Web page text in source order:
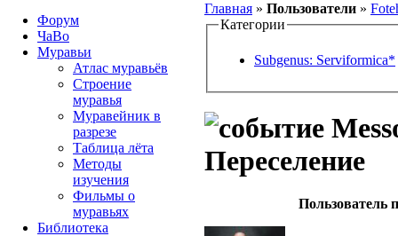
Главная » Пользователи »
Категории
Subgenus: Serviformica*
Переселение
Пользователь
Форум
ЧаВо
Муравьи
Атлас муравьёв
Строение
муравья
Муравейник в
разрезе
Таблица лёта
Методы
изучения
Фильмы о
муравьях
Библиотека